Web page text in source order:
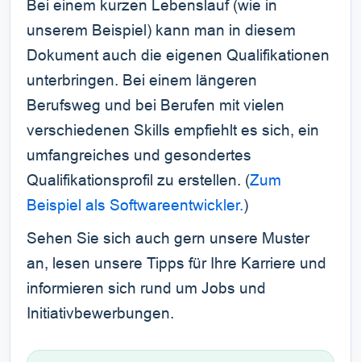
Bei einem kurzen Lebenslauf (wie in
unserem Beispiel) kann man in diesem
Dokument auch die eigenen Qualifikationen
unterbringen. Bei einem längeren
Berufsweg und bei Berufen mit vielen
verschiedenen Skills empfiehlt es sich, ein
umfangreiches und gesondertes
Qualifikationsprofil zu erstellen. (Zum
Beispiel als Softwareentwickler.)
Sehen Sie sich auch gern unsere Muster
an, lesen unsere Tipps für Ihre Karriere und
informieren sich rund um Jobs und
Initiativbewerbungen.